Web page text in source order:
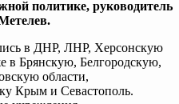
политике, руководитель
в ДНР, ЛНР, Херсонскую
в Брянскую, Белгородскую,
области,
Крым и Севастополь.